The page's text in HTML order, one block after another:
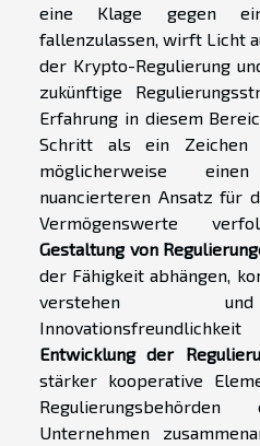
eine Klage gegen ein
fallenzulassen, wirft Licht
der Krypto-Regulierung
zukünftige
Erfahrung in diesem
Schritt als ein Zeichen
möglicherweise
nuancierteren Ansatz für
Vermögenswerte
Gestaltung von
der Fähigkeit abhängen,
verstehen
Entwicklung der
stärker kooperative
Unternehmen